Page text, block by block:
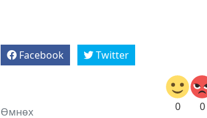
Facebook Twitter
0 0
Өмнөх